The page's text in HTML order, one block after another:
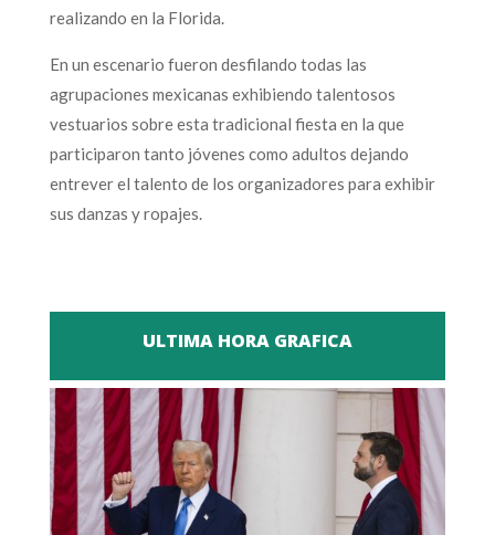
realizando en la Florida.
En un escenario fueron desfilando todas las
agrupaciones mexicanas exhibiendo talentosos
vestuarios sobre esta tradicional fiesta en la que
participaron tanto jóvenes como adultos dejando
entrever el talento de los organizadores para exhibir
sus danzas y ropajes.
ULTIMA HORA GRAFICA